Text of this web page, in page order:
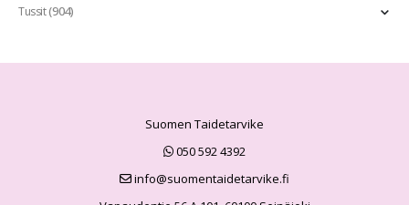
Tussit(904)
Suomen Taidetarvike
050 592 4392
info@suomentaidetarvike.fi